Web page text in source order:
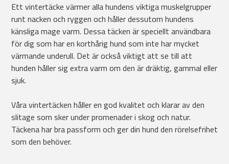
Ett vintertäcke värmer alla hundens viktiga muskelgrupper
runt nacken och ryggen och håller dessutom hundens
känsliga mage varm. Dessa täcken är speciellt användbara
för dig som har en korthårig hund som inte har mycket
värmande underull. Det är också viktigt att se till att
hunden håller sig extra varm om den är dräktig, gammal eller
sjuk.
Våra vintertäcken håller en god kvalitet och klarar av den
slitage som sker under promenader i skog och natur.
Täckena har bra passform och ger din hund den rörelsefrihet
som den behöver.